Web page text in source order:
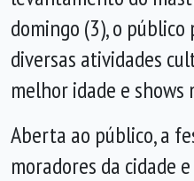
domingo (3), o
diversas atividades
melhor idade e shows
Aberta ao público, a
moradores da cidade